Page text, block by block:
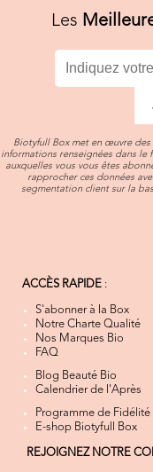
Les
Biotyfull Box met en œuvre
informations renseignées dans le
auxquelles vous vous êtes
rapprocher ces données
segmentation client sur la
ACCÈS RAPIDE :
S'abonner à la Box
Notre Charte Qualité
Nos Marques Bio
FAQ
Blog Beauté Bio
Calendrier de l'Après
Programme de Fidélité
E-shop Biotyfull Box
REJOIGNEZ NOTRE